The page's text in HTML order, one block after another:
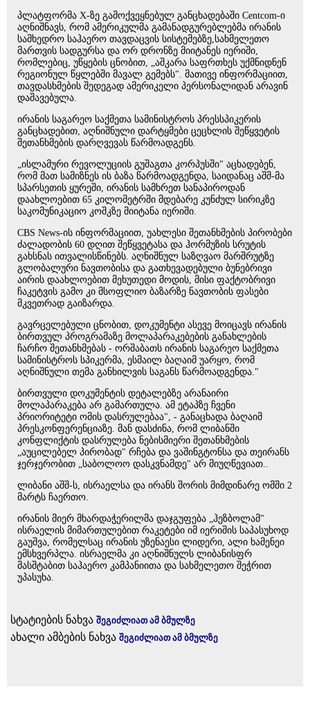
პლატფორმა X-ზე გამოქვეყნებულ განცხადებაში Centcom-ი
აღნიშნავს, რომ ამერიკულმა გამანადგურებლებმა ირანის
სამხედრო საჰაერო თავდაცვის სისტემებზე,სახმელეთო
მართვის სადგურსა და ორ დრონზე მიიტანეს იერიში,
რომლებიც, უწყების ცნობით, „აშკარა საფრთხეს უქმნიდნენ
რეგიონულ წყლებში მავალ გემებს". მათივე ინფორმაციით,
თავდასხმების შედეგად ამერიკელი პერსონალიდან არავინ
დაშავებულა.
ირანის საგარეო საქმეთა სამინისტროს პრესსპიკერის
განცხადებით, აღნიშნული დარტყმები ცეცხლის შეწყვეტის
შეთანხმების დარღვევას წარმოადგენს.
„ისლამური რევოლუციის გუშაგთა კორპუსში" აცხადებენ,
რომ მათ სამიზნეს ის ბაზა წარმოადგენდა, საიდანაც აშშ-მა
სპარსეთის ყურეში, ირანის სამხრეთ სანაპიროდან
დაახლოებით 65 კილომეტრში მდებარე კუნძულ სირიკზე
საკომუნიკაციო კოშკზე მიიტანა იერიში.
CBS News-ის ინფორმაციით, უახლესი შეთანხმების პირობები
ძალადობის 60 დღით შეწყვეტასა და ჰორმუზის სრუტის
გახსნას ითვალისწინებს. აღნიშნულ საზღვაო მარშრუტზე
გლობალური ნავთობისა და გათხევადებული ბუნებრივი
აირის დაახლოებით მეხუთედი მოდის, მისი ფაქტობრივი
ჩაკეტვის გამო კი მსოფლიო ბაზარზე ნავთობის ფასები
მკვეთრად გაიზარდა.
გავრცელებული ცნობით, დოკუმენტი ასევე მოიცავს ირანის
ბირთვულ პროგრამაზე მოლაპარაკებების განახლების
ჩარჩო შეთანხმებას - ორშაბათს ირანის საგარეო საქმეთა
სამინისტროს სპიკერმა, ესმაილ ბაღაიმ უარყო, რომ
აღნიშნული თემა განხილვის საგანს წარმოადგენდა."
ბირთვული დოკუმენტის დეტალებზე არანაირი
მოლაპარაკება არ გამართულა. ამ ეტაპზე ჩვენი
პრიორიტეტი ომის დასრულებაა", - განაცხადა ბაღაიმ
პრესკონფერენციაზე. მან დასძინა, რომ ლიბანში
კონფლიქტის დასრულება ნებისმიერი შეთანხმების
„აუცილებელ პირობად" რჩება და ვაშინგტონსა და თეირანს
ჯერჯერობით „საბოლოო დასკვნამდე" არ მიუღწევიათ..
ლიბანი აშშ-ს, ისრაელსა და ირანს შორის მიმდინარე ომში 2
მარტს ჩაერთო.
ირანის მიერ მხარდაჭერილმა დაჯგუფება „ჰეზბოლამ"
ისრაელის მიმართულებით რაკეტები იმ იერიშის საპასუხოდ
გაუშვა, რომელსაც ირანის უზენაესი ლიდერი, ალი ხამენეი
ემსხვერპლა. ისრაელმა კი აღნიშნულს ლიბანისფრ
მასშტაბით საჰაერო კამპანიითა და სახმელეთო შეჭრით
უპასუხა.
სტატიების ნახვა შეგიძლიათ ამ ბმულზე
ახალი ამბების ნახვა შეგიძლიათ ამ ბმულზე